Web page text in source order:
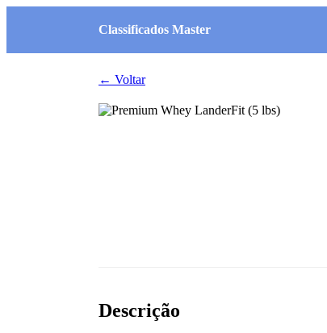
Classificados Master
← Voltar
Descrição